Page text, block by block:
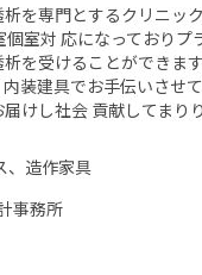
を専門とするクリニッ
個室対 応になっておりプ
を受けることができま
装建具でお手伝いさせ
けし社会 貢献してまりり
、造作家具
事務所